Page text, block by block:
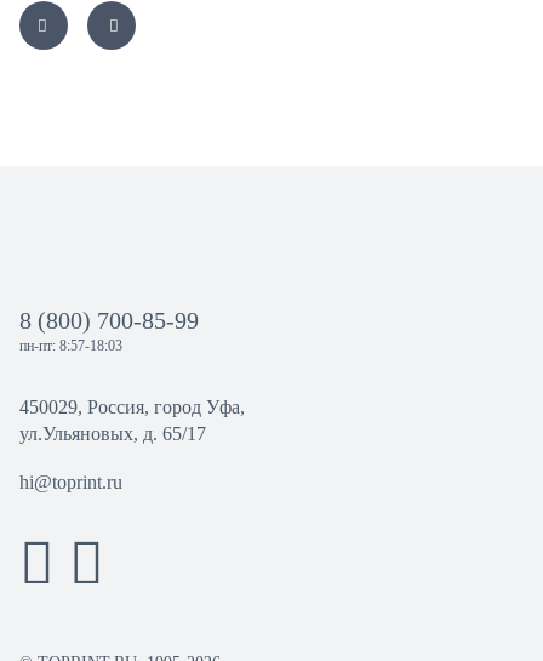
8 (800) 700-85-99
пн-пт: 8:57-18:03
450029, Россия, город Уфа,
ул.Ульяновых, д. 65/17
hi@toprint.ru